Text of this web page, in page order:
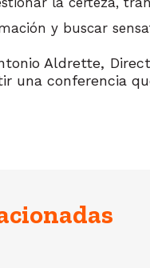
y buscar
Aldrette,
una conferencia